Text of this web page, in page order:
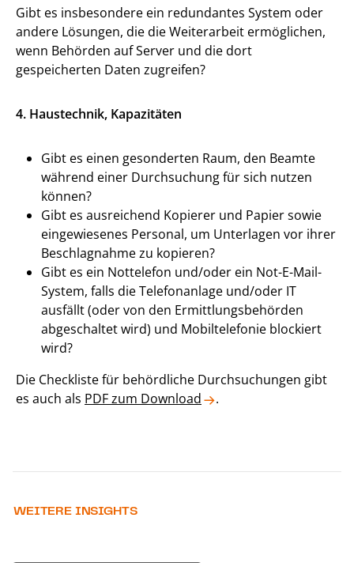
Gibt es insbesondere ein redundantes System oder
andere Lösungen, die die Weiterarbeit ermöglichen,
wenn Behörden auf Server und die dort
gespeicherten Daten zugreifen?
4. Haustechnik, Kapazitäten
Gibt es einen gesonderten Raum, den Beamte
während einer Durchsuchung für sich nutzen
können?
Gibt es ausreichend Kopierer und Papier sowie
eingewiesenes Personal, um Unterlagen vor ihrer
Beschlagnahme zu kopieren?
Gibt es ein Nottelefon und/oder ein Not-E-Mail-
System, falls die Telefonanlage und/oder IT
ausfällt (oder von den Ermittlungsbehörden
abgeschaltet wird) und Mobiltelefonie blockiert
wird?
Die Checkliste für behördliche Durchsuchungen gibt
es auch als PDF zum Download .
WEITERE INSIGHTS